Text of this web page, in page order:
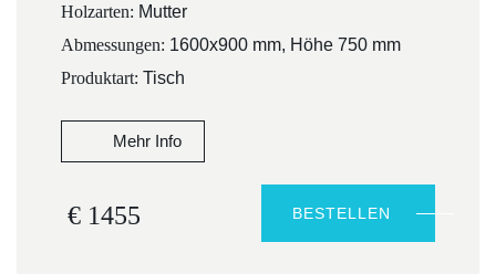
Holzarten: Mutter
Abmessungen: 1600х900 mm, Höhe 750 mm
Produktart: Tisch
Mehr Info
€ 1455 BESTELLEN